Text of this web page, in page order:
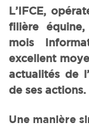
L’IFCE,
filière
mois
excellent
actualités de
de ses actions.
Une manière